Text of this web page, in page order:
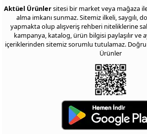
Aktüel Ürünlersitesi bir market veya mağaza ile
alma imkanı sunmaz. Sitemiz ilkeli, saygılı,
yapmakta olup alışveriş rehberi niteliklerine
kampanya, katalog, ürün bilgisi paylaşılır ve
içeriklerinden sitemiz sorumlu tutulamaz.
Ürünler